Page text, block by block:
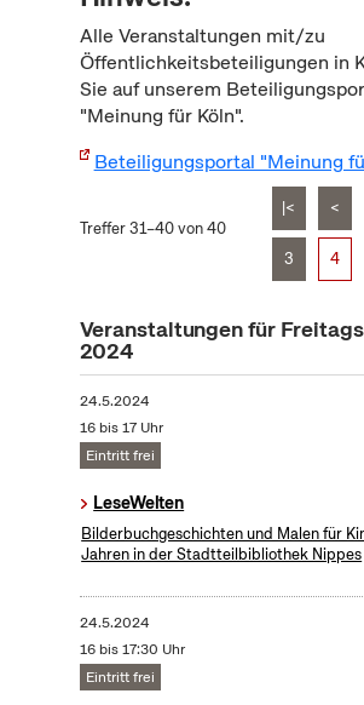
Alle Veranstaltungen mit/zu
Öffentlichkeitsbeteiligungen in
Sie auf unserem
"Meinung für Köln".
Beteiligungsportal "Meinung
Treffer 31–40 von 40
|< <
3 4
Veranstaltungen für
2024
24.5.2024
16 bis 17 Uhr
Eintritt frei
LeseWelten
Bilderbuchgeschichten und Malen für
Jahren in der Stadtteilbibliothek Nippes
24.5.2024
16 bis 17:30 Uhr
Eintritt frei